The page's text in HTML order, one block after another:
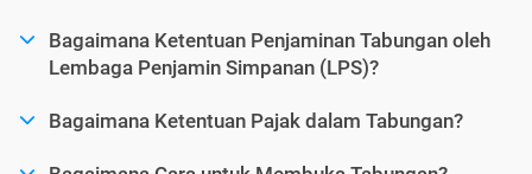
Bagaimana Ketentuan Penjaminan Tabungan oleh
Lembaga Penjamin Simpanan (LPS)?
Bagaimana Ketentuan Pajak dalam Tabungan?